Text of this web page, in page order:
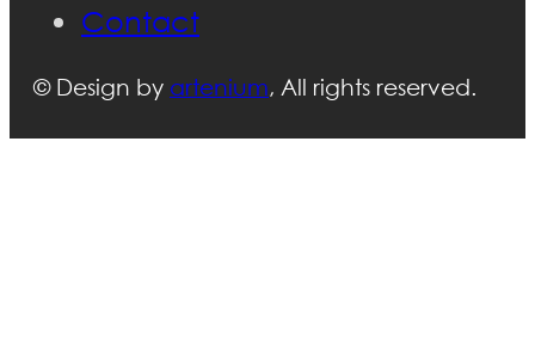
Contact
© Design by artenium, All rights reserved.